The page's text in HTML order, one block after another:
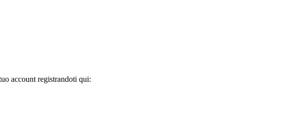
account registrandoti qui: